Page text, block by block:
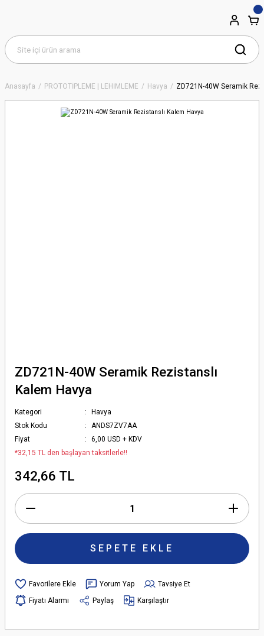
Anasayfa PROTOTİPLEME | LEHİMLEME Havya ZD721N-40W Seramik
ZD721N-40W Seramik Rezistanslı
Kalem Havya
Kategori
Havya
Stok Kodu
ANDS7ZV7AA
Fiyat
6,00 USD + KDV
*32,15 TL den başlayan taksitlerle!!
342,66 TL
SEPETE EKLE
Yorum Yap
Tavsiye Et
Fiyatı Alarmı
Paylaş Karşılaştır